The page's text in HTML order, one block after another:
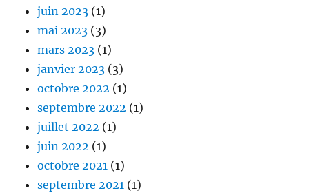
juin 2023 (1)
mai 2023 (3)
mars 2023 (1)
janvier 2023 (3)
octobre 2022 (1)
septembre 2022 (1)
juillet 2022 (1)
juin 2022 (1)
octobre 2021 (1)
septembre 2021 (1)